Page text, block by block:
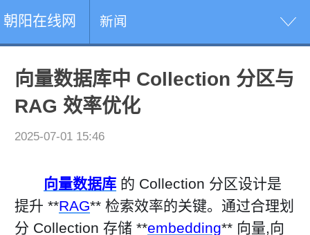
朝阳在线网 新闻
向量数据库中 Collection 分区与
RAG 效率优化
2025-07-01 15:46
向量数据库 的 Collection 分区设计是
提升 **RAG** 检索效率的关键。通过合理划
分 Collection 存储 **embedding** 向量,向